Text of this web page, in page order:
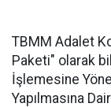
TBMM Adalet
Paketi" olarak
İşlemesine
Yapılmasına